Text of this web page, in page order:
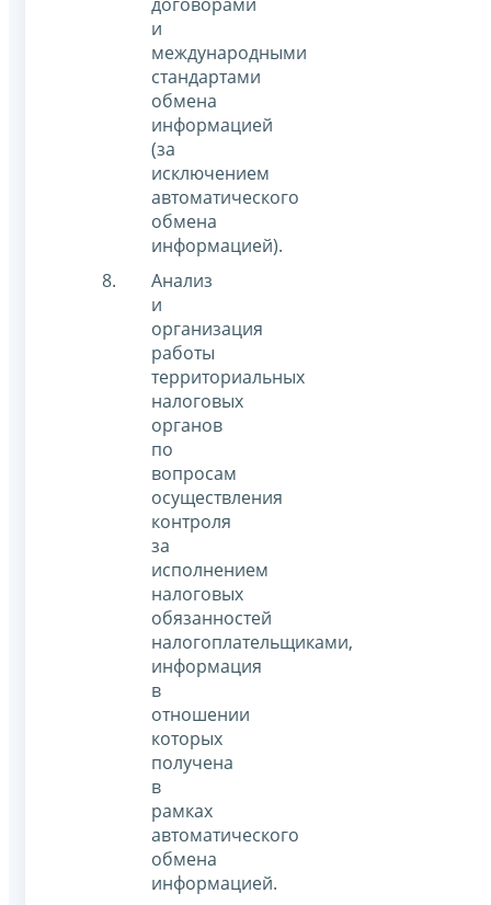
договорами
и
международными
стандартами
обмена
информацией
(за
исключением
автоматического
обмена
информацией).
Анализ
и
организация
работы
территориальных
налоговых
органов
по
вопросам
осуществления
контроля
за
исполнением
налоговых
обязанностей
налогоплательщиками,
информация
в
отношении
которых
получена
в
рамках
автоматического
обмена
информацией.